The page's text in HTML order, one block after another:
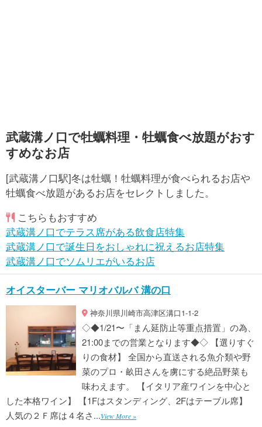
武蔵溝ノ口で牡蠣料理・牡蠣食べ放題がおす
すめなお店
[武蔵溝ノ口駅]冬は牡蠣！牡蠣料理が食べられるお店や
牡蠣食べ放題があるお店をセレクトしました。
こちらもおすすめ
武蔵溝ノ口でテラス席がある飲食店特集
武蔵溝ノ口で誕生日をおしゃれに祝えるお店特集
武蔵溝ノ口でソムリエがいるお店
オイスターバー マリオバルバ 溝の口
神奈川県川崎市高津区溝口1-1-2
◇◆1/21〜「まん延防止等重点措置」の為、
21:00までの営業となります◆◇ 【選りすぐ
りの食材】 全国から直送される魚介類や野
菜のプロ・畝田さんを虜にする絶品野菜も
味わえます。 【イタリア産ワインを中心と
した本格ワイン】 【1Fはスタンディング、2Fはテーブル席】
人気の２Ｆ席は４名さ...View More »